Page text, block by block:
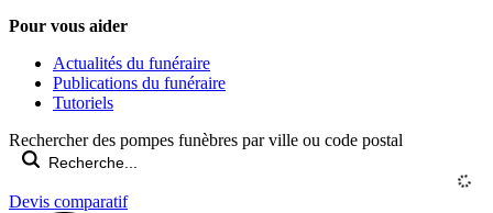
Pour vous aider
Actualités du funéraire
Publications du funéraire
Tutoriels
Rechercher des pompes funèbres par ville ou code postal
Devis comparatif